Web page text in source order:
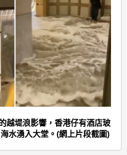
堤浪影響，香港仔有酒店玻
水湧入大堂。(網上片段截圖)